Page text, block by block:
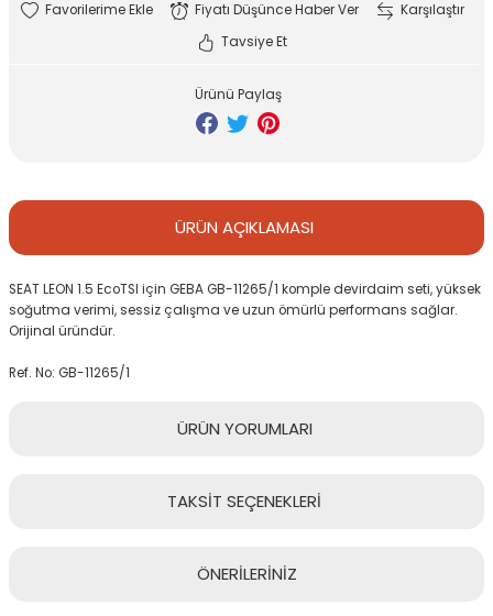
Fiyatı Düşünce Haber Ver
Karşılaştır
Tavsiye Et
Ürünü Paylaş
ÜRÜN AÇIKLAMASI
SEAT LEON 1.5 EcoTSI için GEBA GB-11265/1 komple devirdaim seti, yüksek
soğutma verimi, sessiz çalışma ve uzun ömürlü performans sağlar.
Orijinal üründür.
Ref. No: GB-11265/1
ÜRÜN YORUMLARI
TAKSİT SEÇENEKLERİ
ÖNERİLERİNİZ